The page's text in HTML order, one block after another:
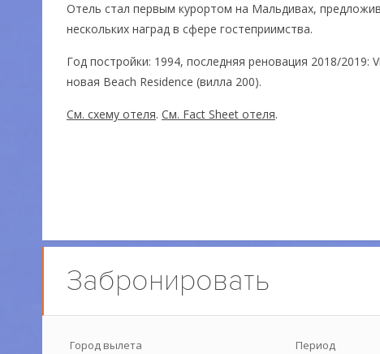
Отель стал первым курортом на Мальдивах,
нескольких наград в сфере гостеприимства.
Год постройки: 1994, последняя реновация 2018/2019:
новая Beach Residence (вилла 200).
См. схему отеля. См. Fact Sheet отеля.
Забронировать
Город вылета Период